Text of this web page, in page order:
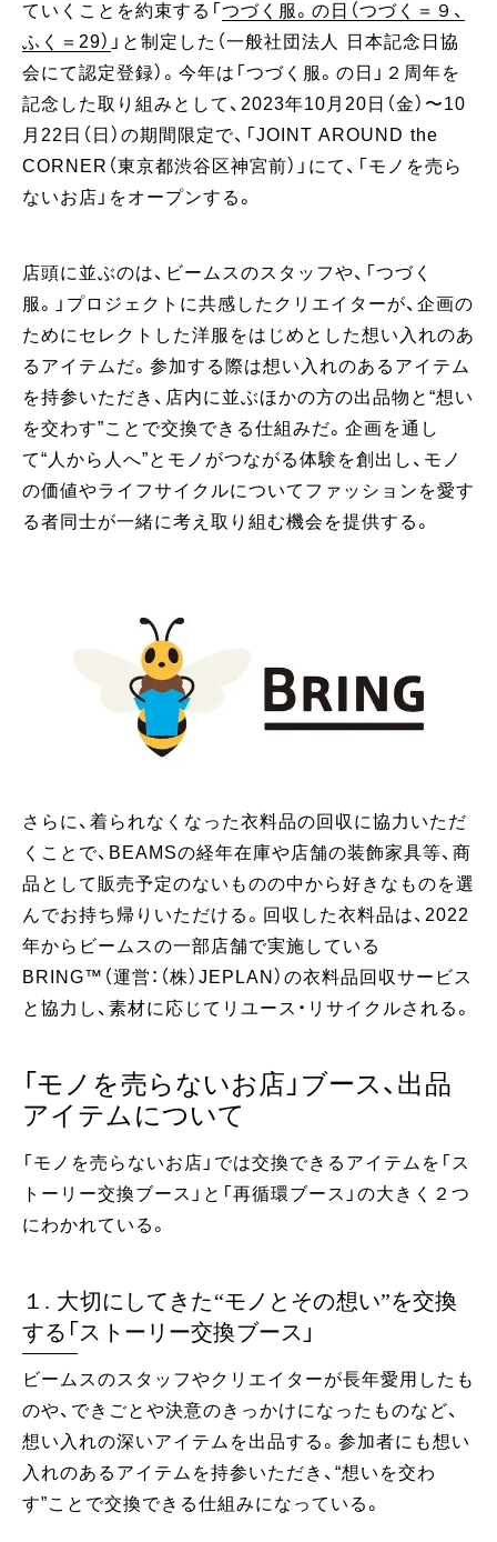
ていくことを約束する「 つづく服。の日（つづく＝９、
ふく＝29） 」と制定した（一般社団法人 日本記念日協
会にて認定登録）。今年は「つづく服。の日」２周年を
記念した取り組みとして、2023年10月20日（金）〜10
月22日（日）の期間限定で、「JOINT AROUND the
CORNER（東京都渋谷区神宮前）」にて、「モノを売ら
ないお店」をオープンする。
店頭に並ぶのは、ビームスのスタッフや、「つづく
服。」プロジェクトに共感したクリエイターが、企画の
ためにセレクトした洋服をはじめとした想い入れのあ
るアイテムだ。参加する際は想い入れのあるアイテム
を持参いただき、店内に並ぶほかの方の出品物と“想い
を交わす”ことで交換できる仕組みだ。企画を通し
て“人から人へ”とモノがつながる体験を創出し、モノ
の価値やライフサイクルについてファッションを愛す
る者同士が一緒に考え取り組む機会を提供する。
さらに、着られなくなった衣料品の回収に協力いただ
くことで、BEAMSの経年在庫や店舗の装飾家具等、商
品として販売予定のないものの中から好きなものを選
んでお持ち帰りいただける。回収した衣料品は、2022
年からビームスの一部店舗で実施している
BRING™（運営：（株）JEPLAN）の衣料品回収サービス
と協力し、素材に応じてリユース・リサイクルされる。
「モノを売らないお店」ブース、出品
アイテムについて
「モノを売らないお店」では交換できるアイテムを「ス
トーリー交換ブース」と「再循環ブース」の大きく２つ
にわかれている。
１. 大切にしてきた“モノとその想い”を交換
する「ストーリー交換ブース」
ビームスのスタッフやクリエイターが長年愛用したも
のや、できごとや決意のきっかけになったものなど、
想い入れの深いアイテムを出品する。参加者にも想い
入れのあるアイテムを持参いただき、“想いを交わ
す”ことで交換できる仕組みになっている。